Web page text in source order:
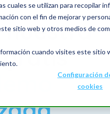
cuales se utilizan para recopilar
con el fin de mejorar y
sitio web y otros medios de
cuando visites este sitio
Configuración
cookies
nuestra